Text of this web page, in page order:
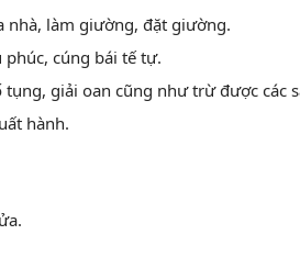
nhà, làm giường, đặt giường.
phúc, cúng bái tế tự.
giải oan cũng như trừ được các
hành.